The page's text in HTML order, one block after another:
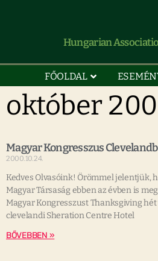
Hungarian
FŐOLDAL
október
Magyar Kongresszus
2000.10.24.
Kedves Olvasóink! Örömmel jelentjük,
Magyar Társaság ebben az évben is
Magyar Kongresszust Thanksgiving hét
clevelandi Sheration Centre Hotel
BŐVEBBEN »